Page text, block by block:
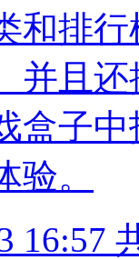
和排
并且
盒子
。
16:57